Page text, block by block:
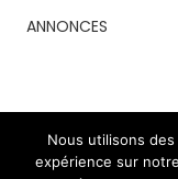
ANNONCES
2018
Nous utilisons
expérience sur